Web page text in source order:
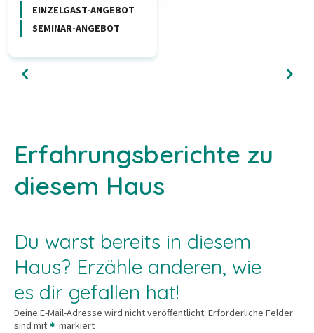
EINZELGAST-ANGEBOT
SEMINAR-ANGEBOT
Erfahrungsberichte zu
diesem Haus
Du warst bereits in diesem
Haus? Erzähle anderen, wie
es dir gefallen hat!
Deine E-Mail-Adresse wird nicht veröffentlicht. Erforderliche Felder
sind mit
markiert